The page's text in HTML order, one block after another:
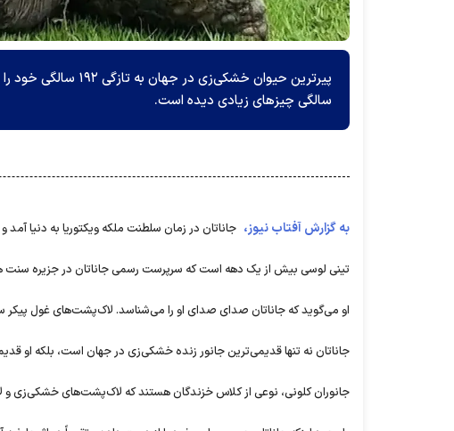
سالگی چیز‌های زیادی دیده است.
به گزارش آفتاب نیوز، جاناتان در زمان سلطنت ملکه ویکتوریا به دنیا آمد و ۴۰ دوره ریاست جمهوری آمریکا را گذرانده است.
تینی لوسی بیش از یک دهه است که سرپرست رسمی جاناتان در جزیره
او می‌گوید که جاناتان صدای صدای او را می‌شناسد. لاک‌پشت‌های غول پیکر سیشل میانگین امید به زندگی ۱۵۰ سال
جاناتان نه تنها قدیمی‌ترین جانور زنده خشکی‌زی در جهان است، بلکه او
جانوران کلونی، نوعی از کلاس خزندگان هستند که لاک‌پشت‌های خشکی‌زی و